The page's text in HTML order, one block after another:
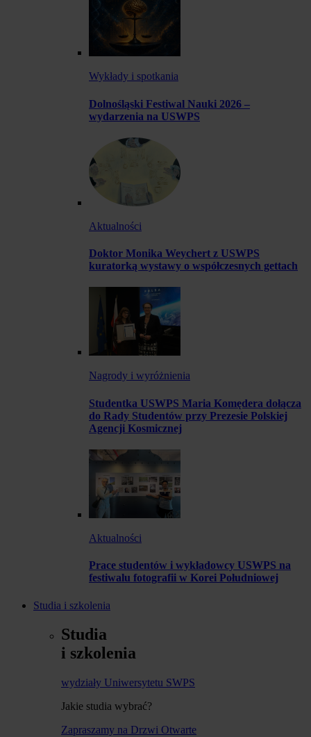
Wykłady i spotkania
Dolnośląski Festiwal Nauki 2026 –
wydarzenia na USWPS
Aktualności
Doktor Monika Weychert z USWPS
kuratorką wystawy o współczesnych gettach
Nagrody i wyróżnienia
Studentka USWPS Maria Komędera dołącza
do Rady Studentów przy Prezesie Polskiej
Agencji Kosmicznej
Aktualności
Prace studentów i wykładowcy USWPS na
festiwalu fotografii w Korei Południowej
Studia i szkolenia
Studia
i szkolenia
wydziały Uniwersytetu SWPS
Jakie studia wybrać?
Zapraszamy na Drzwi Otwarte